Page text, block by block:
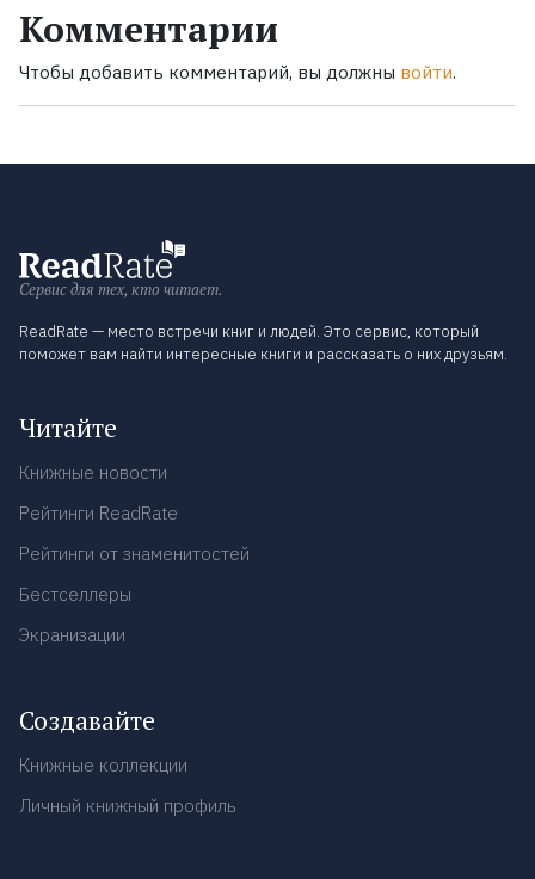
Комментарии
Чтобы добавить комментарий, вы должны войти.
Сервис для тех, кто читает.
ReadRate — место встречи книг и людей. Это сервис, который
поможет вам найти интересные книги и рассказать о них друзьям.
Читайте
Книжные новости
Рейтинги ReadRate
Рейтинги от знаменитостей
Бестселлеры
Экранизации
Создавайте
Книжные коллекции
Личный книжный профиль